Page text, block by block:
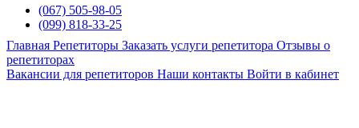
(067) 505-98-05
(099) 818-33-25
Главная Репетиторы Заказать услуги репетитора Отзывы о
репетиторах
Вакансии для репетиторов Наши контакты Войти в кабинет